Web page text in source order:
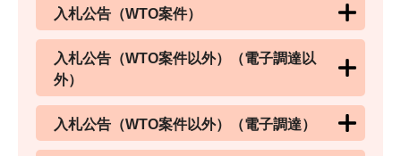
入札公告（WTO案件）
入札公告（WTO案件以外）（電子調達以
外）
入札公告（WTO案件以外）（電子調達）